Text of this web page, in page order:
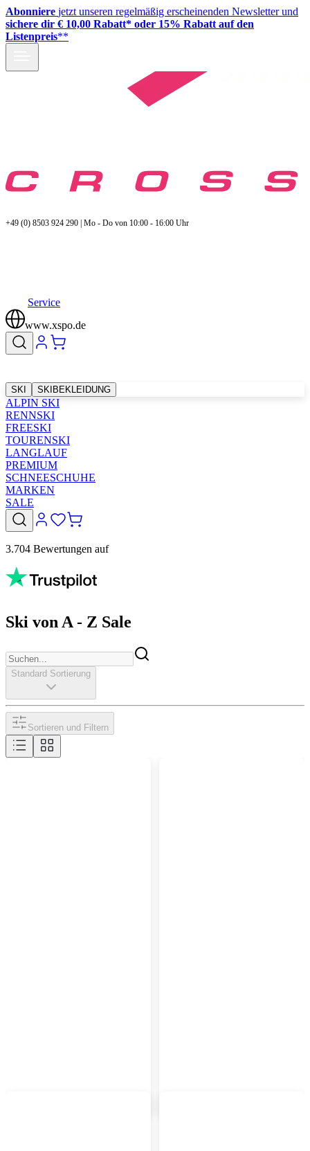
Abonniere jetzt unseren regelmäßig erscheinenden Newsletter und
sichere dir € 10,00 Rabatt* oder 15% Rabatt auf den
Listenpreis**
+49 (0) 8503 924 290 | Mo - Do von 10:00 - 16:00 Uhr
Service
www.xspo.de
SKI SKIBEKLEIDUNG
ALPIN SKI
RENNSKI
FREESKI
TOURENSKI
LANGLAUF
PREMIUM
SCHNEESCHUHE
MARKEN
SALE
3.704 Bewertungen auf
Ski von A - Z Sale
Standard Sortierung
Sortieren und Filtern